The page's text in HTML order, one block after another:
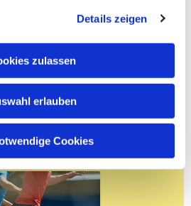
Details zeigen
zulassen
erlauben
Cookies